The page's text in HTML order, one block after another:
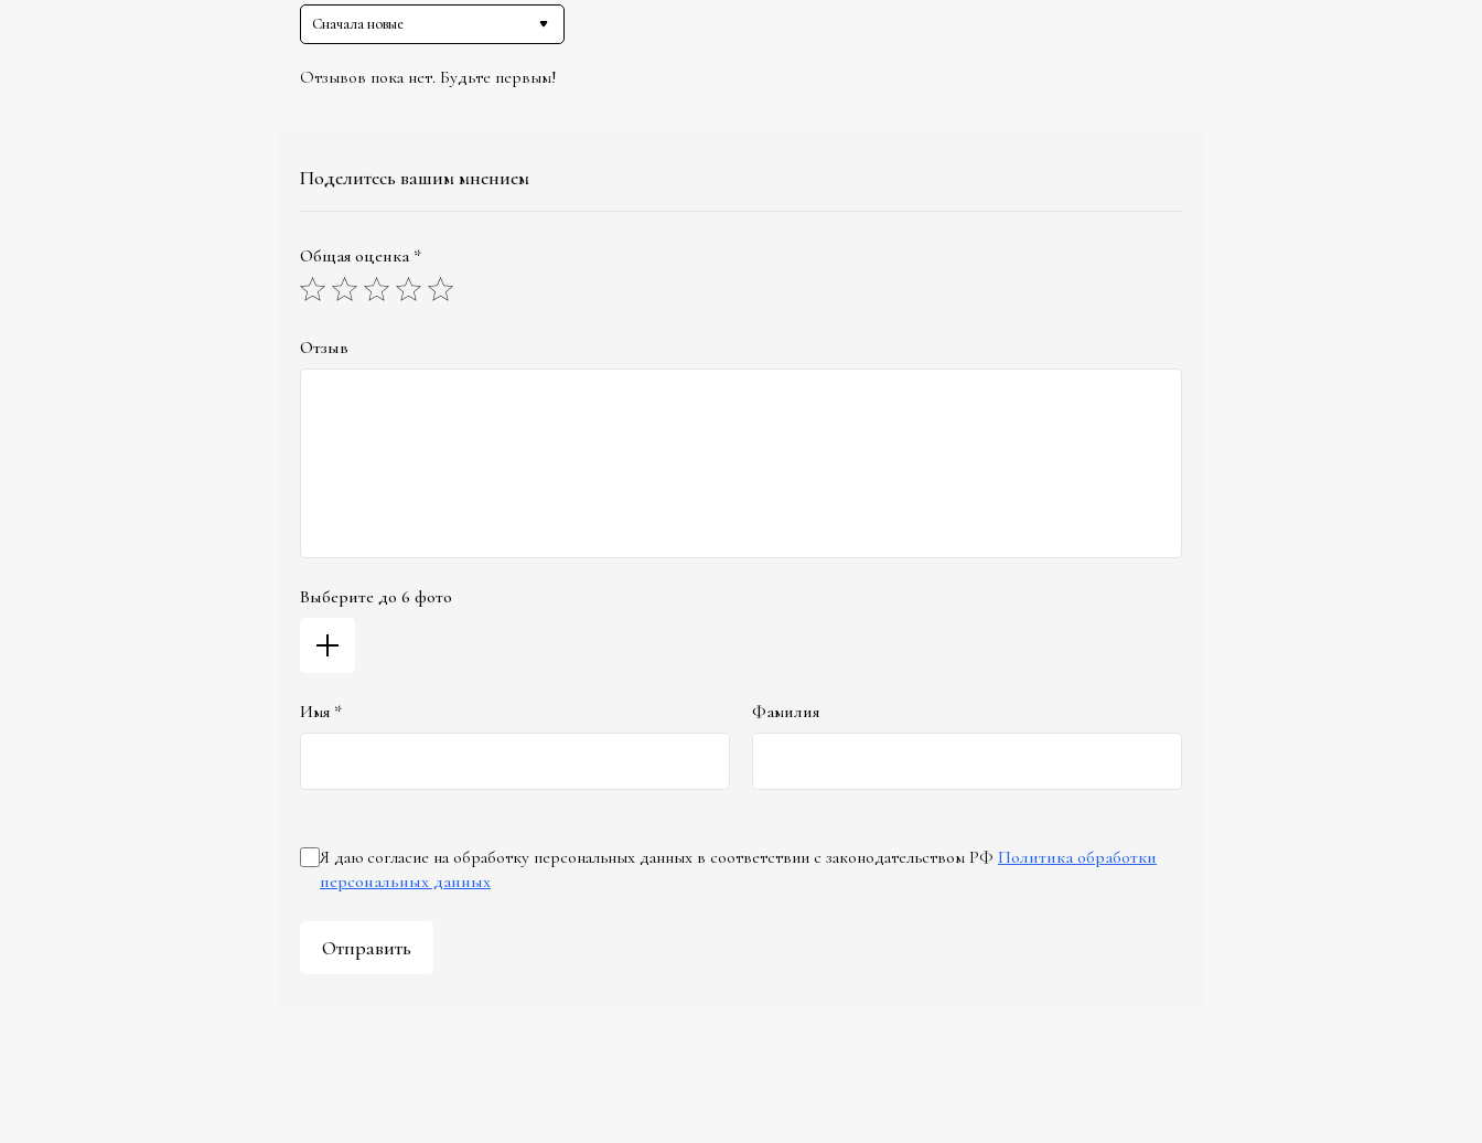
Сначала новые
Отзывов пока нет. Будьте первым!
Поделитесь вашим мнением
Общая оценка *
Отзыв
Выберите до 6 фото
Имя * Фамилия
Я даю согласие на обработку персональных данных в соответствии с законодательством РФ Политика обработки
персональных данных
Отправить